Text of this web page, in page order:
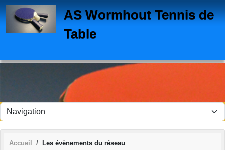
AS Wormhout Tennis de
Table
Accueil Les évènements du réseau
Panneau de gestion des cookies